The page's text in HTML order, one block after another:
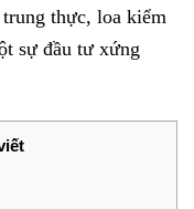
thực, loa kiểm
sự đầu tư xứng